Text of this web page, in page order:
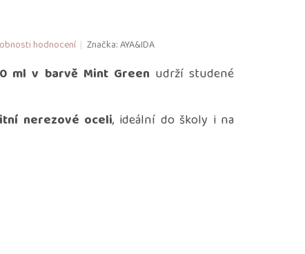
hodnocení Značka:AYA&IDA
ml v barvě Mint Green udrží studené
nerezové oceli, ideální do školy i na